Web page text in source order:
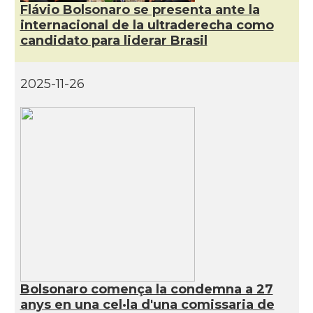
Consolat Consolat general a Porto Alegre
Consolat Consolat general a Salvador
Flávio Bolsonaro se presenta ante la
internacional de la ultraderecha como
candidato para liderar Brasil
2025-11-26
Bolsonaro comença la condemna a 27
anys en una cel·la d'una comissaria de